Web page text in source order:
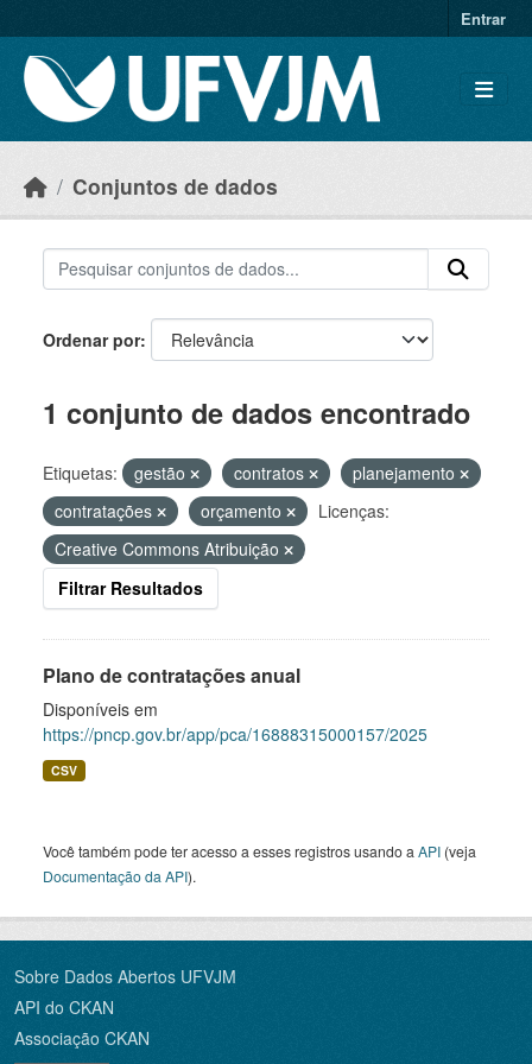
Entrar
Conjuntos de dados
Ordenar por
1 conjunto de dados encontrado
Etiquetas: gestão contratos
planejamento
contratações
orçamento
Licenças:
Creative Commons Atribuição
Filtrar Resultados
Plano de contratações anual
Disponíveis em
https://pncp.gov.br/app/pca/16888315000157/2025
CSV
Você também pode ter acesso a esses registros usando a API (veja
Documentação da API).
Sobre Dados Abertos UFVJM
API do CKAN
Associação CKAN